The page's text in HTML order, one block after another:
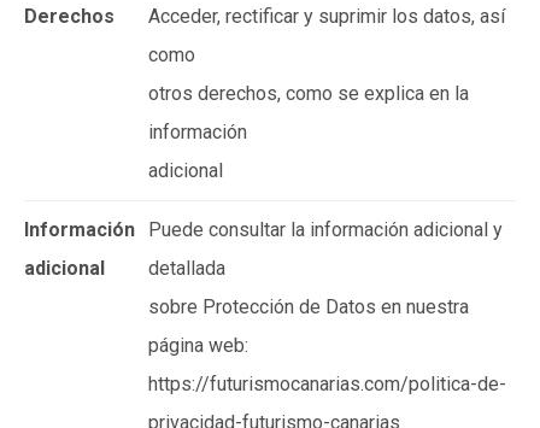
Derechos
Acceder, rectificar y suprimir los datos, así
como
otros derechos, como se explica en la
información
adicional
Información
adicional
Puede consultar la información adicional y
detallada
sobre Protección de Datos en nuestra
página web:
https://futurismocanarias.com/politica-de-
privacidad-futurismo-canarias